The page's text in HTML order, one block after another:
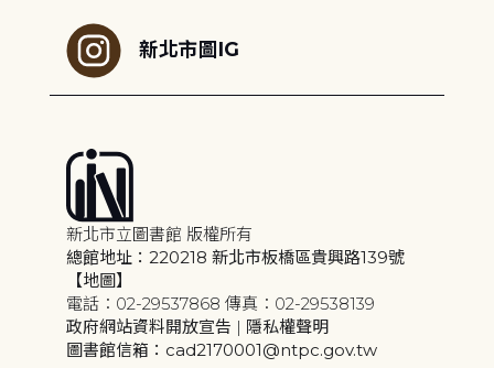
新北市圖IG
新北市立圖書館 版權所有
總館地址：220218 新北市板橋區貴興路139號
【地圖】
電話：02-29537868 傳真：02-29538139
政府網站資料開放宣告 | 隱私權聲明
圖書館信箱：cad2170001@ntpc.gov.tw